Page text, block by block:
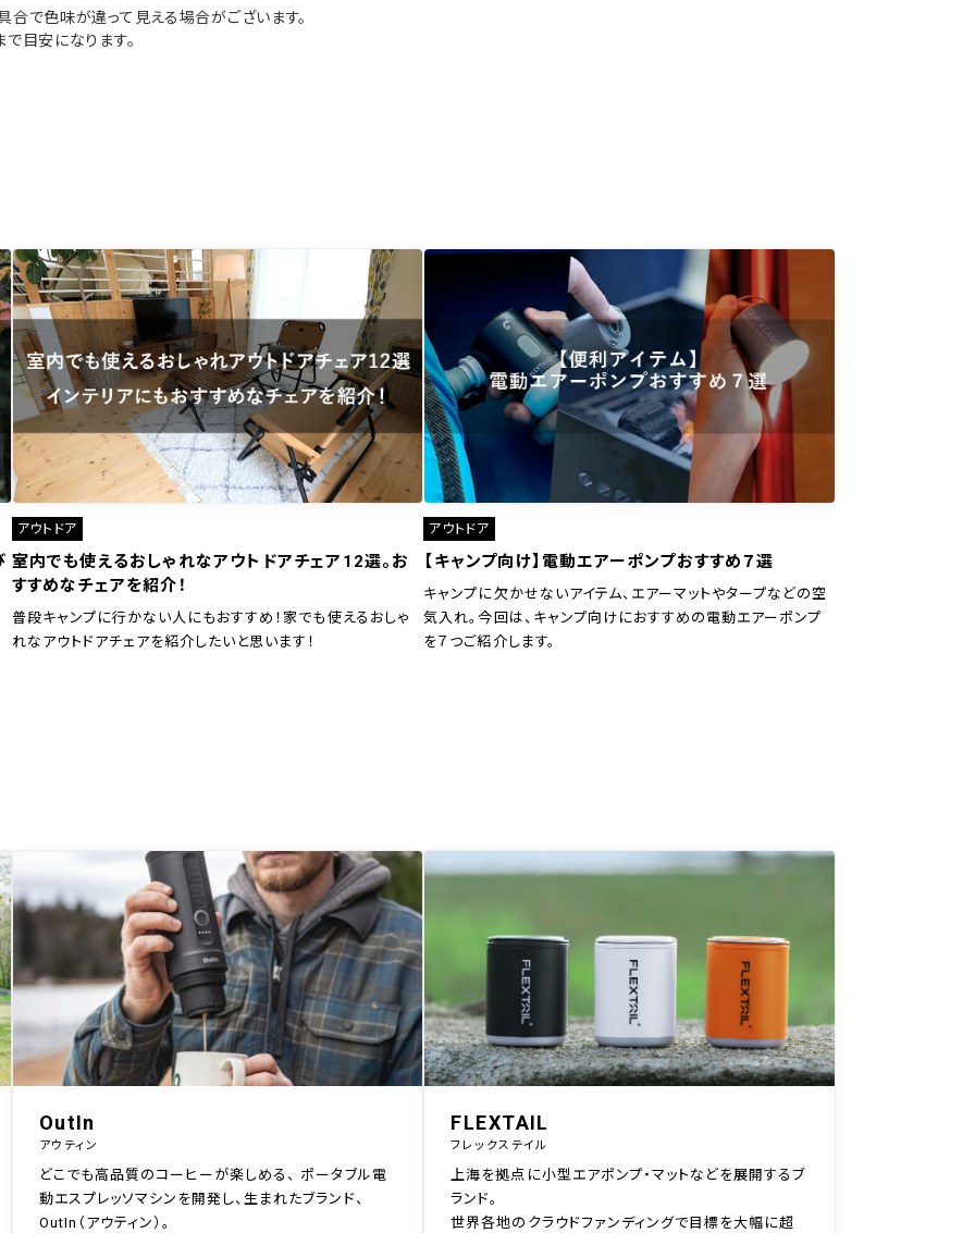
合で色味が違って見える場合がございます。
で目安になります。
アウトドア
室内でも使えるおしゃれなアウトドアチェア12選。お
すすめなチェアを紹介！
普段キャンプに行かない人にもおすすめ！家でも使えるおしゃ
れなアウトドアチェアを紹介したいと思います！
アウトドア
【キャンプ向け】電動エアーポンプおすすめ７選
キャンプに欠かせないアイテム、エアーマットやタープなどの空
気入れ。今回は、キャンプ向けにおすすめの電動エアーポンプ
を７つご紹介します。
OutIn
アウティン
どこでも高品質のコーヒーが楽しめる、 ポータブル電
動エスプレッソマシンを開発し、生まれたブランド、
OutIn（アウティン）。
FLEXTAIL
フレックステイル
上海を拠点に小型エアポンプ・マットなどを展開するブ
ランド。
世界各地のクラウドファンディングで目標を大幅に超